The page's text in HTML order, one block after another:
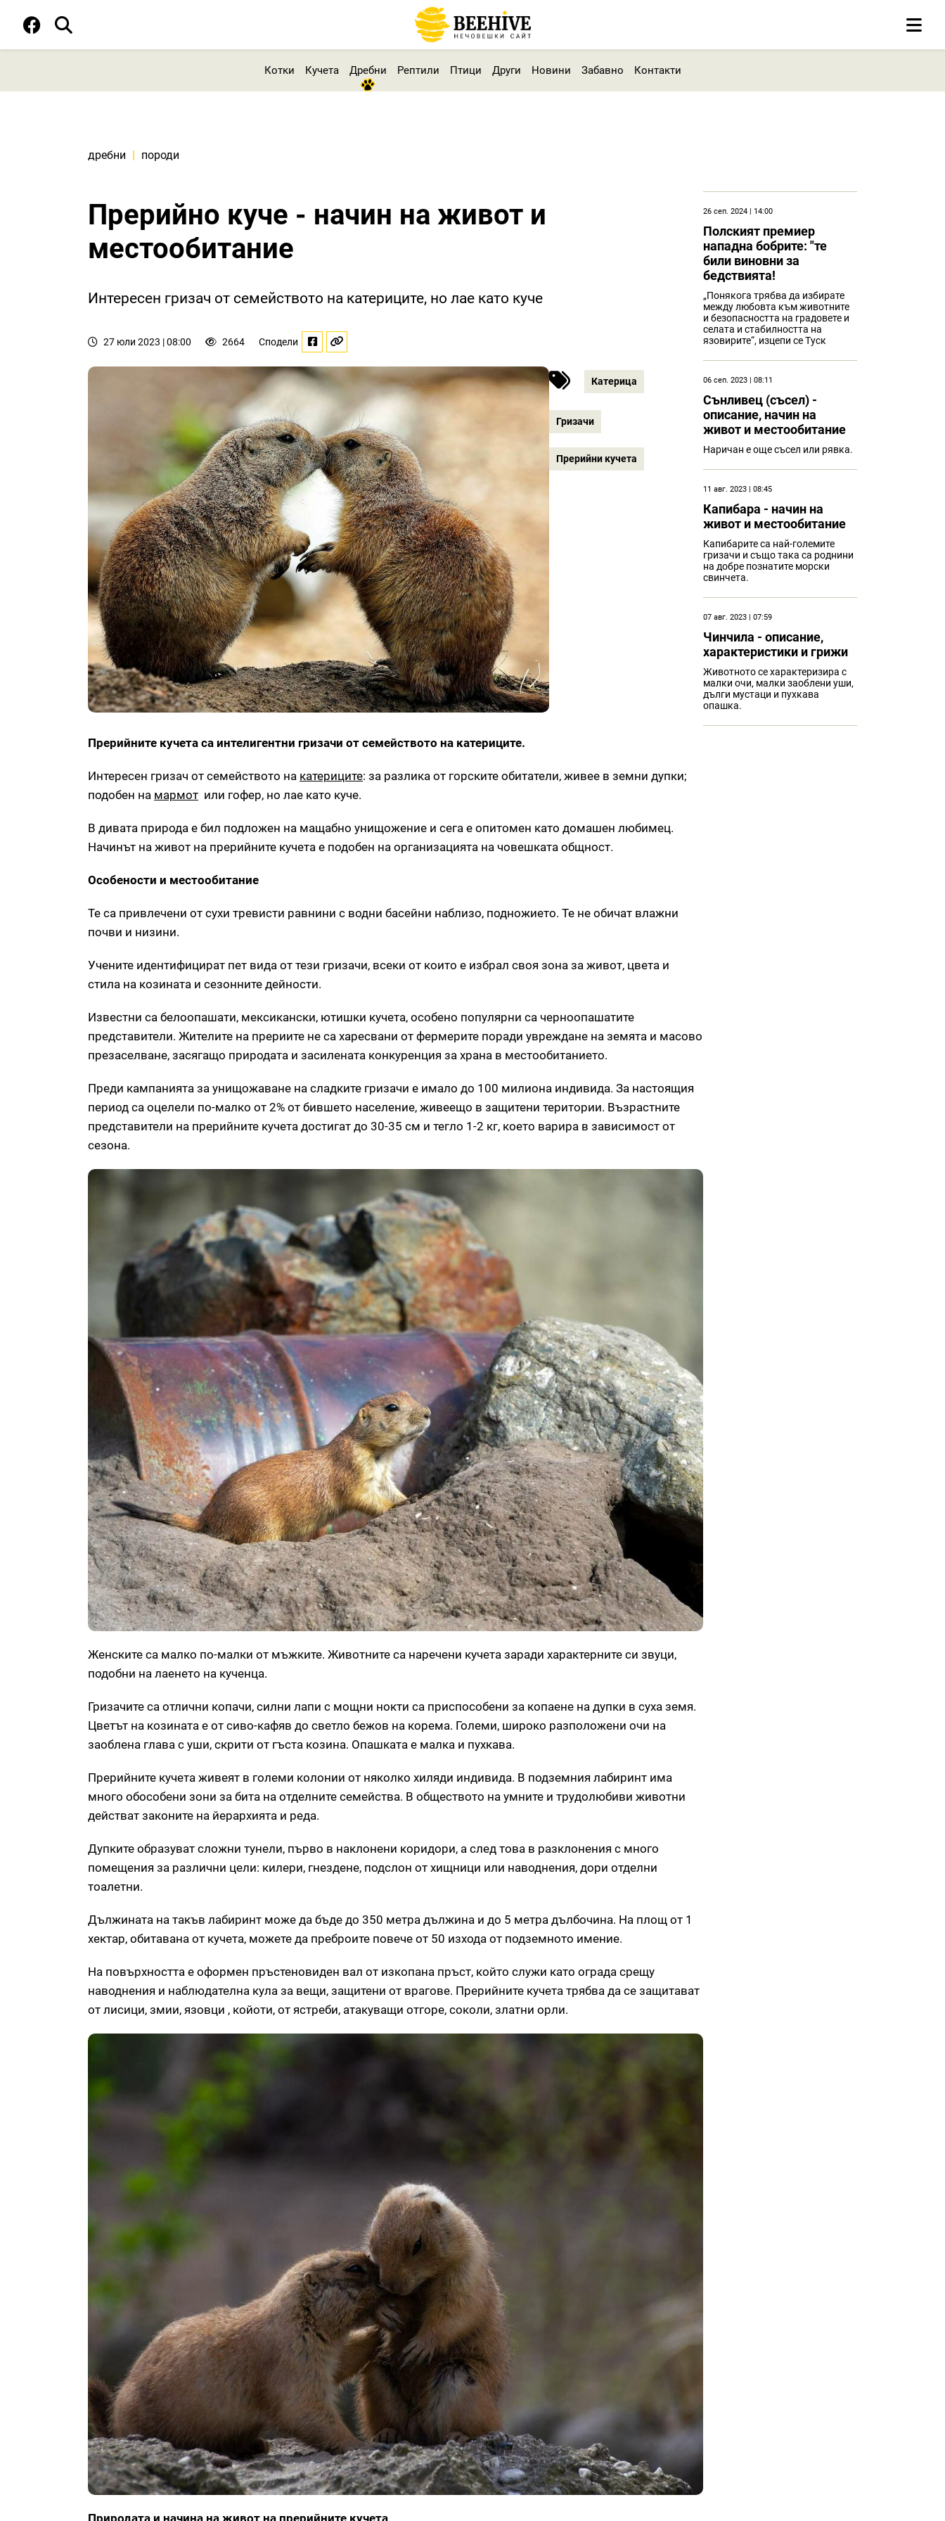
Котки Кучета Дребни Рептили Птици Други Новини Забавно Контакти
дребни | породи
Прерийно куче - начин на живот и
местообитание
Интересен гризач от семейството на катериците, но лае като куче
27 юли 2023 | 08:00 2664 Сподели
Катерица
Гризачи
Прерийни кучета
Прерийните кучета са интелигентни гризачи от семейството на катериците.
Интересен гризач от семейството на катериците: за разлика от горските обитатели, живее в земни дупки;
подобен на мармот или гофер, но лае като куче.
В дивата природа е бил подложен на мащабно унищожение и сега е опитомен като домашен любимец.
Начинът на живот на прерийните кучета е подобен на организацията на човешката общност.
Особености и местообитание
Те са привлечени от сухи тревисти равнини с водни басейни наблизо, подножието. Те не обичат влажни
почви и низини.
Учените идентифицират пет вида от тези гризачи, всеки от които е избрал своя зона за живот, цвета и
стила на козината и сезонните дейности.
Известни са белоопашати, мексикански, ютишки кучета, особено популярни са черноопашатите
представители. Жителите на прериите не са харесвани от фермерите поради увреждане на земята и масово
презаселване, засягащо природата и засилената конкуренция за храна в местообитанието.
Преди кампанията за унищожаване на сладките гризачи е имало до 100 милиона индивида. За настоящия
период са оцелели по-малко от 2% от бившето население, живеещо в защитени територии. Възрастните
представители на прерийните кучета достигат до 30-35 см и тегло 1-2 кг, което варира в зависимост от
сезона.
Женските са малко по-малки от мъжките. Животните са наречени кучета заради характерните си звуци,
подобни на лаенето на кученца.
Гризачите са отлични копачи, силни лапи с мощни нокти са приспособени за копаене на дупки в суха земя.
Цветът на козината е от сиво-кафяв до светло бежов на корема. Големи, широко разположени очи на
заоблена глава с уши, скрити от гъста козина. Опашката е малка и пухкава.
Прерийните кучета живеят в големи колонии от няколко хиляди индивида. В подземния лабиринт има
много обособени зони за бита на отделните семейства. В обществото на умните и трудолюбиви животни
действат законите на йерархията и реда.
Дупките образуват сложни тунели, първо в наклонени коридори, а след това в разклонения с много
помещения за различни цели: килери, гнездене, подслон от хищници или наводнения, дори отделни
тоалетни.
Дължината на такъв лабиринт може да бъде до 350 метра дължина и до 5 метра дълбочина. На площ от 1
хектар, обитавана от кучета, можете да преброите повече от 50 изхода от подземното имение.
На повърхността е оформен пръстеновиден вал от изкопана пръст, който служи като ограда срещу
наводнения и наблюдателна кула за вещи, защитени от врагове. Прерийните кучета трябва да се защитават
от лисици, змии, язовци , койоти, от ястреби, атакуващи отгоре, соколи, златни орли.
26 сеп. 2024 | 14:00
Полският премиер
нападна бобрите: "те
били виновни за
бедствията!
„Понякога трябва да избирате
между любовта към животните
и безопасността на градовете и
селата и стабилността на
язовирите“, изцепи се Туск
06 сеп. 2023 | 08:11
Сънливец (съсел) -
описание, начин на
живот и местообитание
Наричан е още съсел или рявка.
11 авг. 2023 | 08:45
Капибарa - начин на
живот и местообитание
Капибарите са най-големите
гризачи и също така са роднини
на добре познатите морски
свинчета.
07 авг. 2023 | 07:59
Чинчила - описание,
характеристики и грижи
Животното се характеризира с
малки очи, малки заоблени уши,
дълги мустаци и пухкава
опашка.